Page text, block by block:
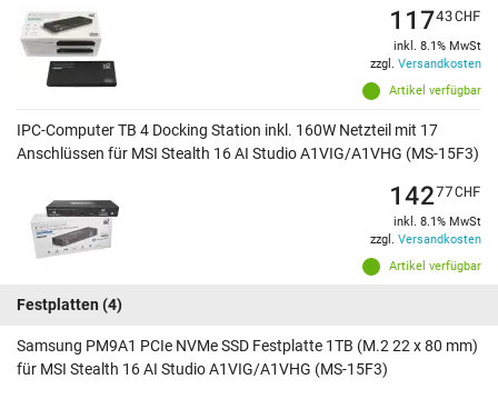
Artikel verfügbar
11743CHF
inkl. 8.1% MwSt
zzgl. Versandkosten
IPC-Computer TB 4 Docking Station inkl. 160W Netzteil mit 17
Anschlüssen für MSI Stealth 16 AI Studio A1VIG/A1VHG (MS-15F3)
Artikel verfügbar
14277CHF
inkl. 8.1% MwSt
zzgl. Versandkosten
Festplatten (4)
Samsung PM9A1 PCIe NVMe SSD Festplatte 1TB (M.2 22 x 80 mm)
für MSI Stealth 16 AI Studio A1VIG/A1VHG (MS-15F3)